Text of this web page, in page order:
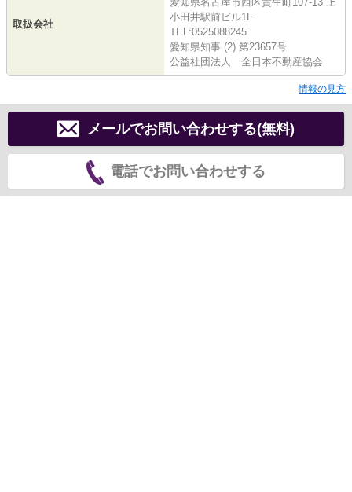
取扱会社
小田井駅前ビル1F
TEL:0525088245
愛知県知事 (2) 第23657号
公益社団法人 全日本不動産協会
情報の見方
メールでお問い合わせする(無料)
電話でお問い合わせする